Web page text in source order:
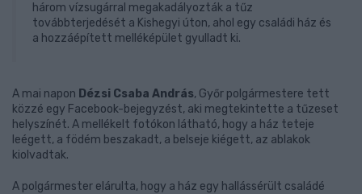
három vízsugárral megakadályozták a tűz
továbbterjedését a Kishegyi úton, ahol egy családi ház és
a hozzáépített melléképület gyulladt ki.
A mai napon Dézsi Csaba András, Győr polgármestere tett
közzé egy Facebook-bejegyzést, aki megtekintette a tűzeset
helyszínét. A mellékelt fotókon látható, hogy a ház teteje
leégett, a födém beszakadt, a belseje kiégett, az ablakok
kiolvadtak.
A polgármester elárulta, hogy a ház egy hallássérült családé